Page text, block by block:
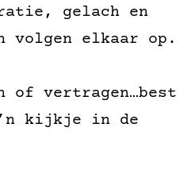
gelach en
volgen elkaar op.
of vertragen…best
kijkje in de